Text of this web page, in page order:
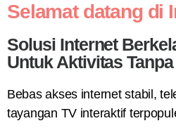
Selamat datang di
Solusi Internet
Untuk Aktivitas
Bebas akses internet stabil,
tayangan TV interaktif